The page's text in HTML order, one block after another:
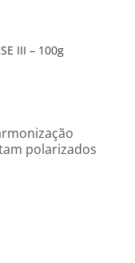
III – 100g
polarizados